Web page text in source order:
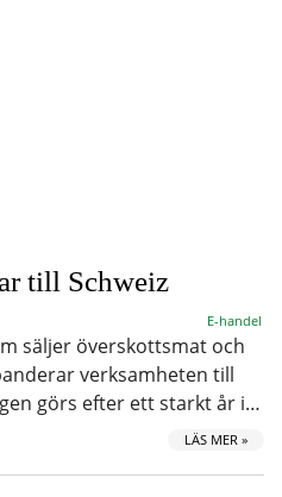
till Schweiz
E-handel
säljer överskottsmat och
verksamheten till
görs efter ett starkt år i…
LÄS MER »